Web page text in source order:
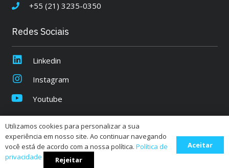
+55 (21) 3235-0350
Redes Sociais
Linkedin
Instagram
Youtube
Quantum |
Política de Privacidade
CNPJ:07.931.931/0001-52
Utilizamos cookies para personalizar a sua
experiência em nosso site. Ao continuar navegando
você está de acordo com a nossa política. Política de
privacidade
Rejeitar
Aceitar